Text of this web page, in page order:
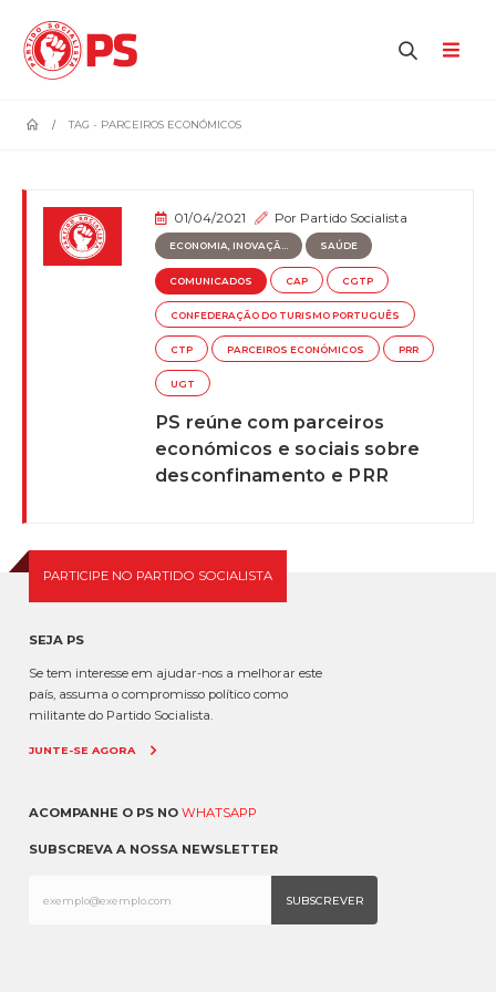
TAG - PARCEIROS ECONÓMICOS
01/04/2021 Por Partido Socialista
ECONOMIA, INOVAÇÃ... SAÚDE
COMUNICADOS CAP CGTP
CONFEDERAÇÃO DO TURISMO PORTUGUÊS
CTP PARCEIROS ECONÓMICOS PRR
UGT
PS reúne com parceiros
económicos e sociais sobre
desconfinamento e PRR
PARTICIPE NO PARTIDO SOCIALISTA
SEJA PS
Se tem interesse em ajudar-nos a melhorar este
país, assuma o compromisso político como
militante do Partido Socialista.
JUNTE-SE AGORA
ACOMPANHE O PS NO WHATSAPP
SUBSCREVA A NOSSA NEWSLETTER